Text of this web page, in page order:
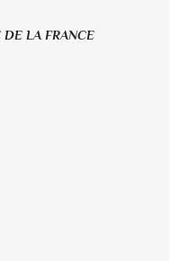
DE LA FRANCE